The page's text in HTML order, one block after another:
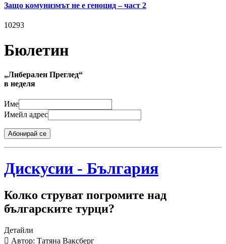
Защо комунизмът не е геноцид – част 2
10293
Бюлетин
„Либерален Преглед“
в неделя
Име
Имейл адрес
Абонирай се
Дискусии - България
Колко струват погромите над
българските турци?
Детайли
Автор: Татяна Ваксберг